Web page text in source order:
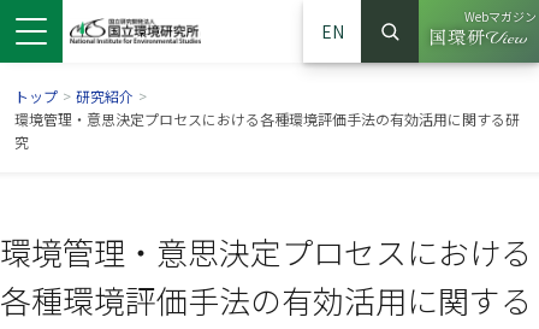
EN
サイト内検索
検索
Webマガジン
（別ウイ
トップ > 研究紹介 >
環境管理・意思決定プロセスにおける各種環境評価手法の有効活用に関する研
究
環境管理・意思決定プロセスにおける
各種環境評価手法の有効活用に関する